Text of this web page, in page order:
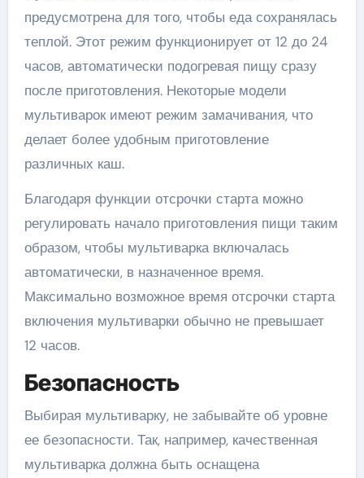
предусмотрена для того, чтобы еда сохранялась
теплой. Этот режим функционирует от 12 до 24
часов, автоматически подогревая пищу сразу
после приготовления. Некоторые модели
мультиварок имеют режим замачивания, что
делает более удобным приготовление
различных каш.
Благодаря функции отсрочки старта можно
регулировать начало приготовления пищи таким
образом, чтобы мультиварка включалась
автоматически, в назначенное время.
Максимально возможное время отсрочки старта
включения мультиварки обычно не превышает
12 часов.
Безопасность
Выбирая мультиварку, не забывайте об уровне
ее безопасности. Так, например, качественная
мультиварка должна быть оснащена